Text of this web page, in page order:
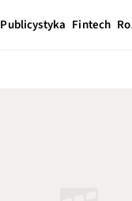
Publicystyka Fintech